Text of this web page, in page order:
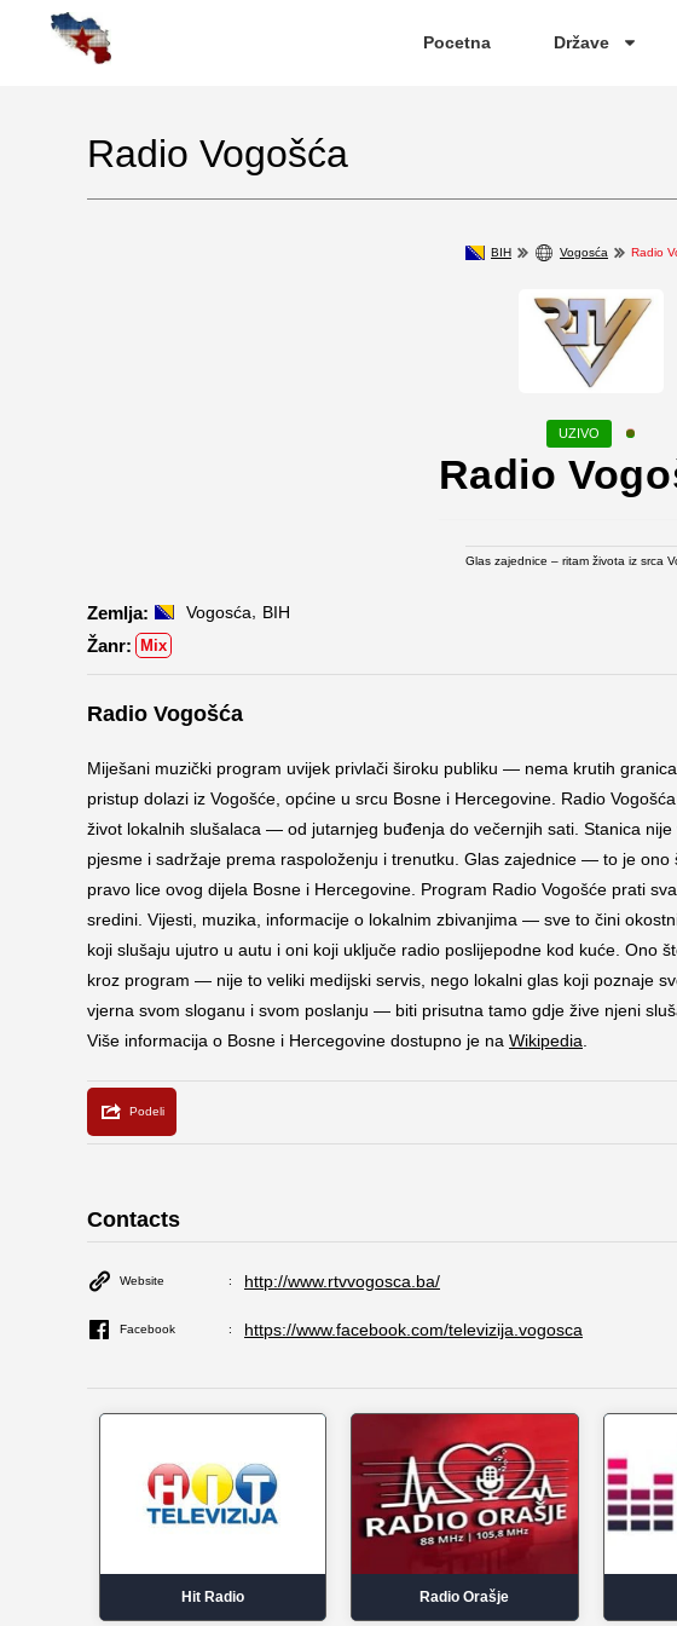
Pocetna Države
Radio Vogošća
BIH Vogosća Radio
Radio
Glas zajednice – ritam života iz srca
Vogosća BIH
Mix
Radio Vogošća
Miješani muzički program uvijek privlači široku publiku — nema krutih
pristup dolazi iz Vogošće, općine u srcu Bosne i Hercegovine. Radio
život lokalnih slušalaca — od jutarnjeg buđenja do večernjih sati. Stanica
pjesme i sadržaje prema raspoloženju i trenutku. Glas zajednice — to je
pravo lice ovog dijela Bosne i Hercegovine. Program Radio Vogošće prati
sredini. Vijesti, muzika, informacije o lokalnim zbivanjima — sve to čini
koji slušaju ujutro u autu i oni koji uključe radio poslijepodne kod kuće. Ono
kroz program — nije to veliki medijski servis, nego lokalni glas koji poznaje
vjerna svom sloganu i svom poslanju — biti prisutna tamo gdje žive njeni
Više informacija o Bosne i Hercegovine dostupno je na Wikipedia
Contacts
Website http://www.rtvvogosca.ba/
Facebook https://www.facebook.com/televizija.vogosca
Hit Radio Radio Orašje